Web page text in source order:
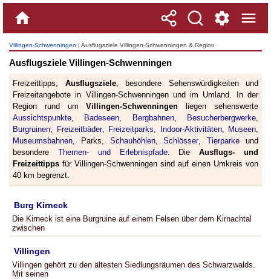
Villingen-Schwenningen | Ausflugsziele Villingen-Schwenningen & Region
Ausflugsziele Villingen-Schwenningen
Freizeittipps, Ausflugsziele, besondere Sehenswürdigkeiten und
Freizeitangebote in Villingen-Schwenningen und im Umland. In der
Region rund umVillingen-Schwenningen liegen sehenswerte
Aussichtspunkte, Badeseen, Bergbahnen, Besucherbergwerke,
Burgruinen, Freizeitbäder, Freizeitparks, Indoor-Aktivitäten, Museen,
Museumsbahnen, Parks, Schauhöhlen,Schlösser,Tierparke und
besondere Themen- und Erlebnispfade. DieAusflugs- und
Freizeittipps für Villingen-Schwenningen sind auf einen Umkreis von
40 km begrenzt.
Burg Kirneck
Die Kirneck ist eine Burgruine auf einem Felsen über dem Kirnachtal
zwischen
Villingen
Villingen gehört zu den ältesten Siedlungsräumen des Schwarzwalds.
Mit seinen